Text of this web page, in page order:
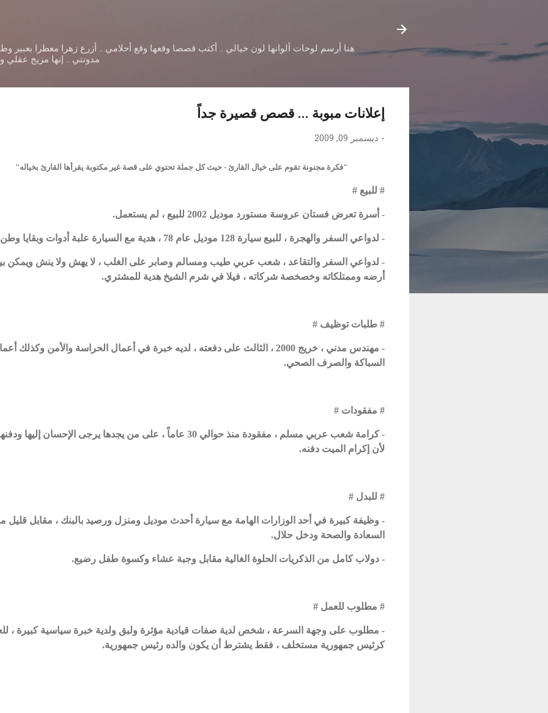
هنا أرسم لوحات ألوانها لون خيالي .. أكتب قصصا وقعها وقع أحلامي .. أزرع زهرا معطرا
مدونتي .. إنها مزيج
إعلانات مبوبة ... قصص قصيرة جداً
- ديسمبر 09, 2009
"فكرة مجنونة تقوم على خيال القارئ - حيث كل جملة تحتوي على قصة غير مكتوبة يقرأها القارئ بخياله"
# للبيع #
- أسرة تعرض فستان عروسة مستورد موديل 2002 للبيع ، لم يستعمل.
- لدواعي السفر والهجرة ، للبيع سيارة 128 موديل عام 78 ، هدية مع السيارة علبة أدوات وبقايا وطن.
- لدواعي السفر والتقاعد ، شعب عربي طيب ومسالم وصابر على الغلب ، لا يهش ولا ينش ويمكن
أرضه وممتلكاته وخصخصة شركاته ، فيلا في شرم الشيخ هدية للمشتري.
# طلبات توظيف #
- مهندس مدني ، خريج 2000 ، الثالث على دفعته ، لديه خبرة في أعمال الحراسة والأمن وكذلك
السباكة والصرف الصحي.
# مفقودات #
- كرامة شعب عربي مسلم
، مفقودة منذ حوالي 30 عاماً ، على من يجدها يرجى الإحسان إليها
لأن إكرام الميت دفنه.
# للبدل #
- وظيفة كبيرة في أحد الوزارات الهامة مع سيارة أحدث موديل ومنزل ورصيد بالبنك ، مقابل قليل
السعادة والصحة ودخل حلال.
- دولاب كامل من الذكريات الحلوة الغالية مقابل وجبة عشاء وكسوة طفل رضيع.
# مطلوب للعمل #
- مطلوب على وجهة السرعة ، شخص لدية صفات قيادية مؤثرة ولبق ولدية خبرة سياسية كبيرة ،
كرئيس جمهورية مستخلف ، فقط يشترط أن يكون والده رئيس جمهورية.